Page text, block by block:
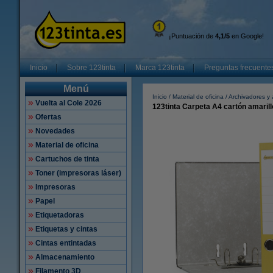
¡Puntuación de 4,1/5 en Google!
Inicio Sobre 123tinta Marca 123tinta Preguntas
Menú
Vuelta al Cole 2026
Ofertas
Novedades
Material de oficina
Cartuchos de tinta
Toner (impresoras láser)
Impresoras
Papel
Etiquetadoras
Etiquetas y cintas
Cintas entintadas
Almacenamiento
Filamento 3D
Inicio Material de oficina Archivadores y
123tinta Carpeta A4 cartón